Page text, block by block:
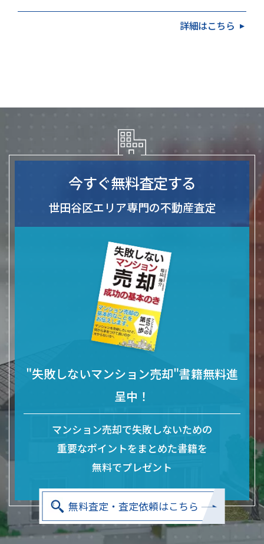
（2024年4月の義務化）、売却か保有かの判断基準、
詳細はこちら
今すぐ無料査定する
世田谷区エリア専門の不動産査定
"失敗しないマンション売却"書籍無料進
呈中！
マンション売却で失敗しないための
重要なポイントをまとめた書籍を
無料でプレゼント
無料査定・査定依頼はこちら